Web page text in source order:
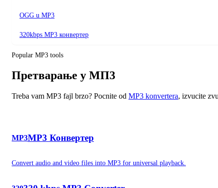
OGG u MP3
320kbps MP3 конвертер
Popular MP3 tools
Претварање у МП3
Treba vam MP3 fajl brzo? Pocnite od MP3 konvertera, izvucite
MP3MP3 Конвертер
Convert audio and video files into MP3 for universal playback.